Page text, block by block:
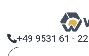
+49 9531 61 -